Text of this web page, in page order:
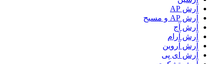
آرش AP
آرش AP و مسیح
آرش آج
آرش آرام
آرش آروین
آرش ای پی